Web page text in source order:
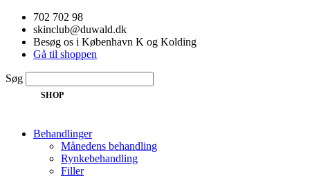
Videre
indhold
702 702 98
skinclub@duwald.dk
Besøg os i København K og Kolding
Gå til shoppen
Søg
SHOP
Behandlinger
Månedens behandling
Rynkebehandling
Filler